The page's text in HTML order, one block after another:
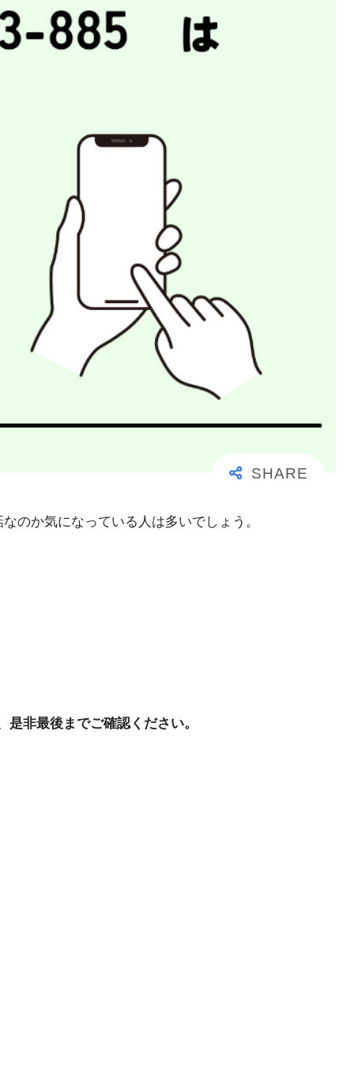
のか気になっている人は多いでしょう。
非最後までご確認ください。